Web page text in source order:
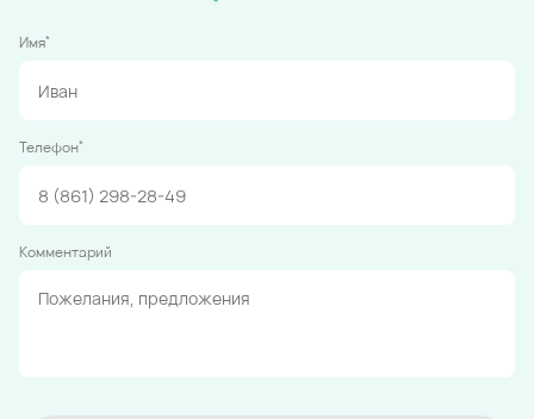
Имя*
Телефон*
Комментарий